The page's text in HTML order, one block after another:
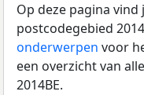
Op deze pagina vind
postcodegebied
onderwerpen voor
een overzicht van alle
2014BE.